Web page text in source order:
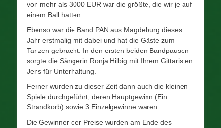
von mehr als 3000 EUR war die größte, die wir je auf
einem Ball hatten.
Ebenso war die Band PAN aus Magdeburg dieses
Jahr erstmalig mit dabei und hat die Gäste zum
Tanzen gebracht. In den ersten beiden Bandpausen
sorgte die Sängerin Ronja Hilbig mit Ihrem Gittaristen
Jens für Unterhaltung.
Ferner wurden zu dieser Zeit dann auch die kleinen
Spiele durchgeführt, deren Hauptgewinn (Ein
Strandkorb) sowie 3 Einzelgewinne waren.
Die Gewinner der Preise wurden am Ende des